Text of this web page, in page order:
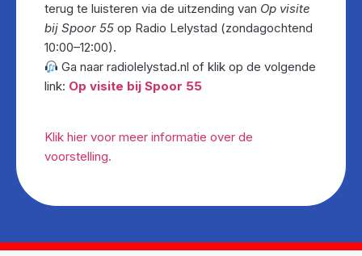
terug te luisteren via de uitzending van Op visite
bij Spoor 55 op Radio Lelystad (zondagochtend
10:00–12:00).
Ga naar radiolelystad.nl of klik op de volgende
link: Op visite bij Spoor 55
Klik hier voor meer informatie over de
voorstelling.